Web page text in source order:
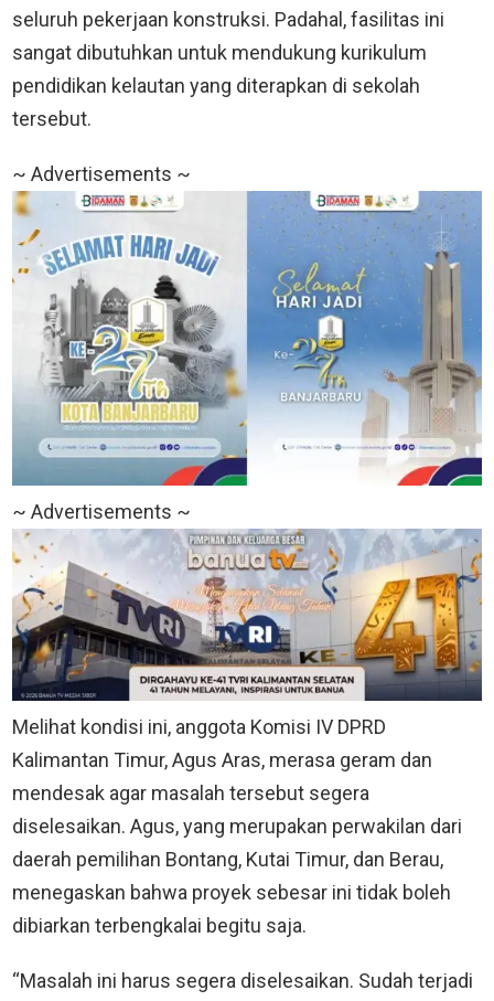
seluruh pekerjaan konstruksi. Padahal, fasilitas ini
sangat dibutuhkan untuk mendukung kurikulum
pendidikan kelautan yang diterapkan di sekolah
tersebut.
~ Advertisements ~
~ Advertisements ~
Melihat kondisi ini, anggota Komisi IV DPRD
Kalimantan Timur, Agus Aras, merasa geram dan
mendesak agar masalah tersebut segera
diselesaikan. Agus, yang merupakan perwakilan dari
daerah pemilihan Bontang, Kutai Timur, dan Berau,
menegaskan bahwa proyek sebesar ini tidak boleh
dibiarkan terbengkalai begitu saja.
“Masalah ini harus segera diselesaikan. Sudah terjadi